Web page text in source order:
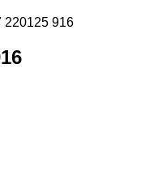
220125 916